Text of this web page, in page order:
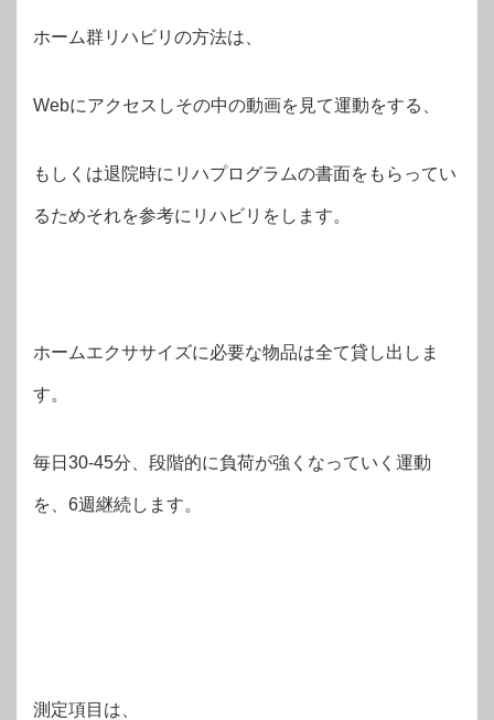
ホーム群リハビリの方法は、
Webにアクセスしその中の動画を見て運動をする、
もしくは退院時にリハプログラムの書面をもらってい
るためそれを参考にリハビリをします。
ホームエクササイズに必要な物品は全て貸し出しま
す。
毎日30-45分、段階的に負荷が強くなっていく運動
を、6週継続します。
測定項目は、